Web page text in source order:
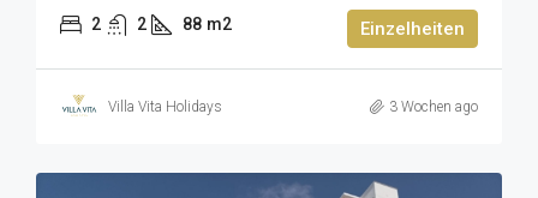
2 2 88 m2 Einzelheiten
Villa Vita Holidays 3 Wochen ago